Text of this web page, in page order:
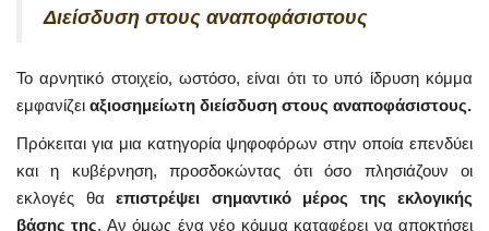
Διείσδυση στους αναποφάσιστους
Το αρνητικό στοιχείο, ωστόσο, είναι ότι το υπό ίδρυση κόμμα
εμφανίζει αξιοσημείωτη διείσδυση στους αναποφάσιστους.
Πρόκειται για μια κατηγορία ψηφοφόρων στην οποία επενδύει
και η κυβέρνηση, προσδοκώντας ότι όσο πλησιάζουν οι
εκλογές θα επιστρέψει σημαντικό μέρος της εκλογικής
βάσης της. Αν όμως ένα νέο κόμμα καταφέρει να αποκτήσει